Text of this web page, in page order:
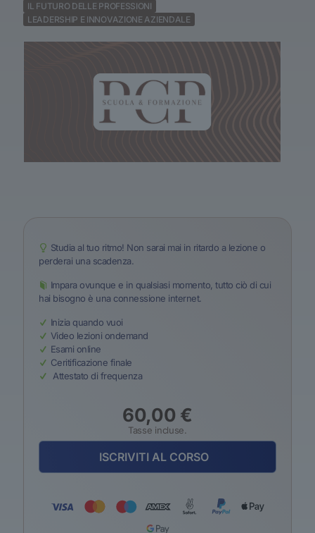
IL FUTURO DELLE PROFESSIONI
LEADERSHIP E INNOVAZIONE AZIENDALE
Studia al tuo ritmo! Non sarai mai in ritardo a lezione o
perderai una scadenza.
Impara ovunque e in qualsiasi momento, tutto ciò di cui
hai bisogno è una connessione internet.
Inizia quando vuoi
Video lezioni ondemand
Esami online
Ceritificazione finale
Attestato di frequenza
60,00 €
Tasse incluse.
ISCRIVITI AL CORSO